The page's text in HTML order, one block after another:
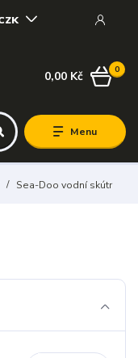
Menu
0
0,00 Kč
Sea-Doo vodní skútr